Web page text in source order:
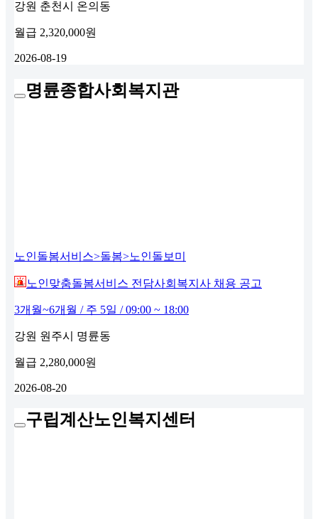
강원 춘천시 온의동
월급 2,320,000원
2026-08-19
명륜종합사회복지관
노인돌봄서비스>돌봄>노인돌보미
노인맞춤돌봄서비스 전담사회복지사 채용 공고
3개월~6개월 / 주 5일 / 09:00 ~ 18:00
강원 원주시 명륜동
월급 2,280,000원
2026-08-20
구립계산노인복지센터